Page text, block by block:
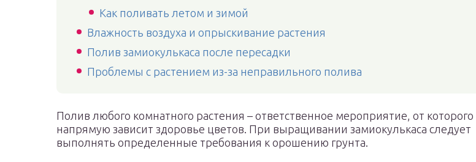
Как поливать летом и зимой
Влажность воздуха и опрыскивание растения
Полив замиокулькаса после пересадки
Проблемы с растением из-за неправильного полива
Полив любого комнатного растения – ответственное мероприятие, от которого
напрямую зависит здоровье цветов. При выращивании замиокулькаса следует
выполнять определенные требования к орошению грунта.